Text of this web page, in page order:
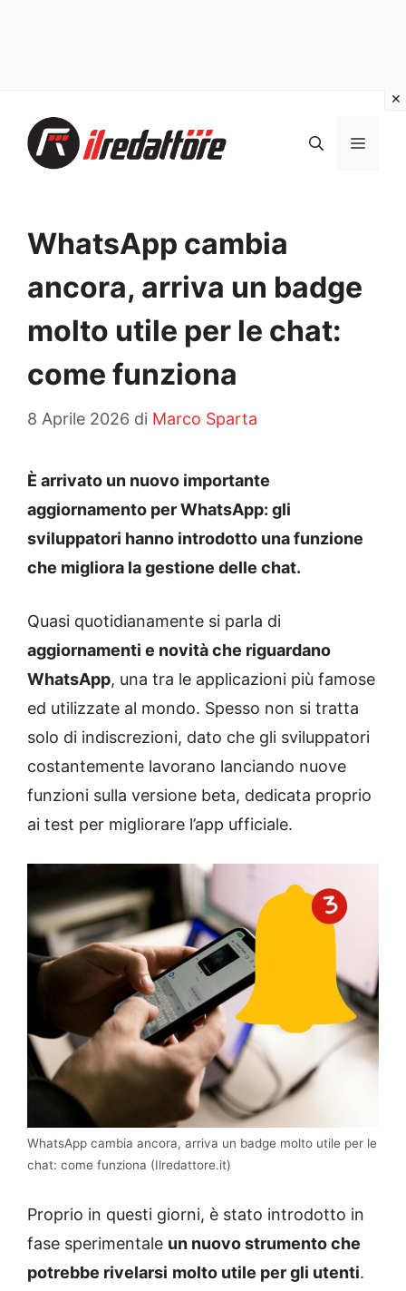
contenuto
WhatsApp cambia
ancora, arriva un badge
molto utile per le chat:
come funziona
8 Aprile 2026 di Marco Sparta
È arrivato un nuovo importante
aggiornamento per WhatsApp: gli
sviluppatori hanno introdotto una funzione
che migliora la gestione delle chat.
Quasi quotidianamente si parla di
aggiornamenti e novità che riguardano
WhatsApp, una tra le applicazioni più famose
ed utilizzate al mondo. Spesso non si tratta
solo di indiscrezioni, dato che gli sviluppatori
costantemente lavorano lanciando nuove
funzioni sulla versione beta, dedicata proprio
ai test per migliorare l’app ufficiale.
WhatsApp cambia ancora, arriva un badge molto utile per le
chat: come funziona (Ilredattore.it)
Proprio in questi giorni, è stato introdotto in
fase sperimentale un nuovo strumento che
potrebbe rivelarsi molto utile per gli utenti.